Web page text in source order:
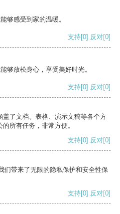
够感受到家的温暖。
支持[0] 反对[0]
够放松身心，享受美好时光。
支持[0] 反对[0]
了文档、表格、演示文稿等各个方
所有任务，非常方便。
支持[0] 反对[0]
们带来了无限的隐私保护和安全性保
支持[0] 反对[0]